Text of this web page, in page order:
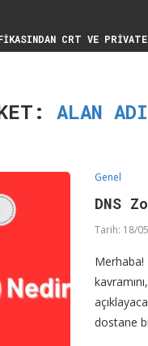
CRT VE
ALAN
Genel
DNS
Tarih: 18/
Merhaba!
dostane